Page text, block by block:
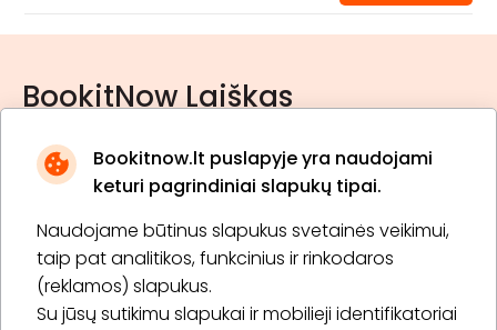
Bookitnow.lt puslapyje yra naudojami
keturi pagrindiniai slapukų tipai.
Naudojame būtinus slapukus svetainės veikimui,
taip pat analitikos, funkcinius ir rinkodaros
(reklamos) slapukus.
Su jūsų sutikimu slapukai ir mobilieji identifikatoriai
BookitNow Laiškas
* Susipažinau su privatumo politika
Prenumeruoti